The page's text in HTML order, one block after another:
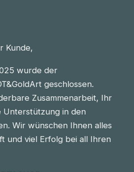
Kunde,
wurde der
geschlossen.
Zusammenarbeit, Ihr
Unterstützung in den
Wir wünschen Ihnen alles
und viel Erfolg bei all Ihren